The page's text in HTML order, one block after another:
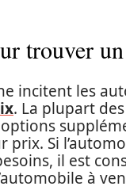
trouver
incitent les
. La plupart
Si
il est
à